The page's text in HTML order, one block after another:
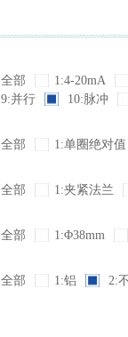
全部 1:4-20mA
9:并行
10:脉冲
全部 1:单圈绝对值
全部 1:夹紧法兰
全部 1:Φ38mm
全部 1:铝 2: